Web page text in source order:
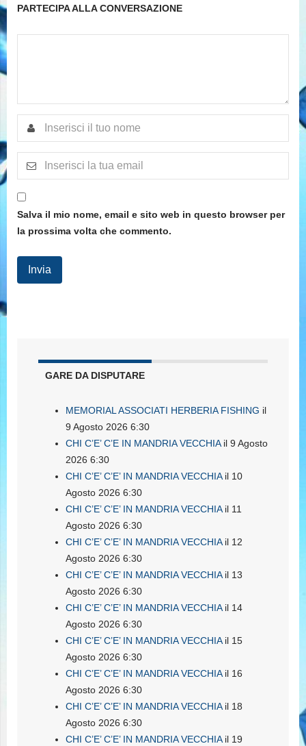
PARTECIPA ALLA CONVERSAZIONE
Salva il mio nome, email e sito web in questo browser per
la prossima volta che commento.
GARE DA DISPUTARE
MEMORIAL ASSOCIATI HERBERIA FISHING il
9 Agosto 2026 6:30
CHI C’E’ C’E IN MANDRIA VECCHIAil 9 Agosto
2026 6:30
CHI C’E’ C’E’ IN MANDRIA VECCHIAil 10
Agosto 2026 6:30
CHI C’E’ C’E’ IN MANDRIA VECCHIAil 11
Agosto 2026 6:30
CHI C’E’ C’E’ IN MANDRIA VECCHIAil 12
Agosto 2026 6:30
CHI C’E’ C’E’ IN MANDRIA VECCHIAil 13
Agosto 2026 6:30
CHI C’E’ C’E’ IN MANDRIA VECCHIAil 14
Agosto 2026 6:30
CHI C’E’ C’E’ IN MANDRIA VECCHIAil 15
Agosto 2026 6:30
CHI C’E’ C’E’ IN MANDRIA VECCHIAil 16
Agosto 2026 6:30
CHI C’E’ C’E’ IN MANDRIA VECCHIAil 18
Agosto 2026 6:30
CHI C’E’ C’E’ IN MANDRIA VECCHIAil 19